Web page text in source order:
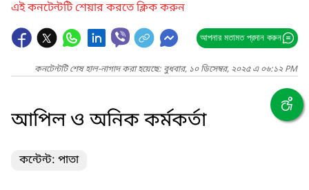
এই কনটেন্টটি শেয়ার করতে ক্লিক করুন
আপনার মতামত প্রদান করুন
কনটেন্টটি শেষ হাল-নাগাদ করা হয়েছে: বুধবার, ১০ ডিসেম্বর, ২০২৫ এ ০৬:১২ PM
আপিল ও অনিক কর্মকর্তা
কন্টেন্ট: পাতা